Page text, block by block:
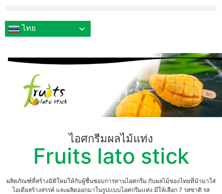
ไทย
ไอศกรีมผลไม้แท่ง
Fruits lato stick
ผลิตภัณฑ์ที่สร้างมิติใหม่ให้กับผู้ชื่นชอบการทานไอศกรีม กับผลไม้ของไทยที่นำมาใส่
ไอเดียสร้างสรรค์ และผลิตออกมาในรูปเเบบไอศกรีมเเท่ง มีให้เลือก 7 รสชาติ รส